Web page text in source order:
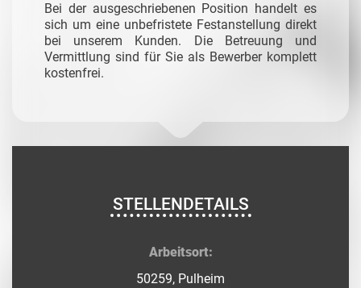
Bei der ausgeschriebenen Position handelt es
sich um eine unbefristete Festanstellung direkt
bei unserem Kunden. Die Betreuung und
Vermittlung sind für Sie als Bewerber komplett
kostenfrei.
STELLENDETAILS
Arbeitsort:
50259, Pulheim